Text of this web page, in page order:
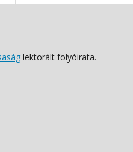
lektorált folyóirata.